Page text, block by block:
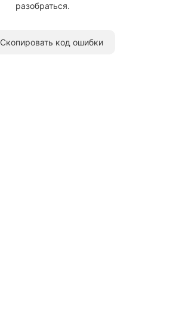
разобраться.
Скопировать код ошибки